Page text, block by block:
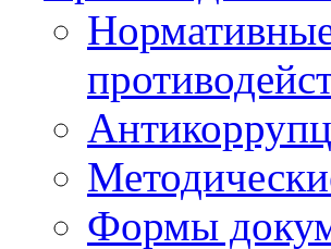
Формы